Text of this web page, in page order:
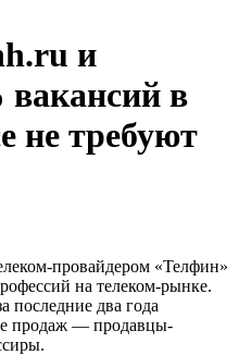
и
в
не требуют
провайдером «Телфин»
на телеком-рынке.
последние два года
продаж — продавцы-